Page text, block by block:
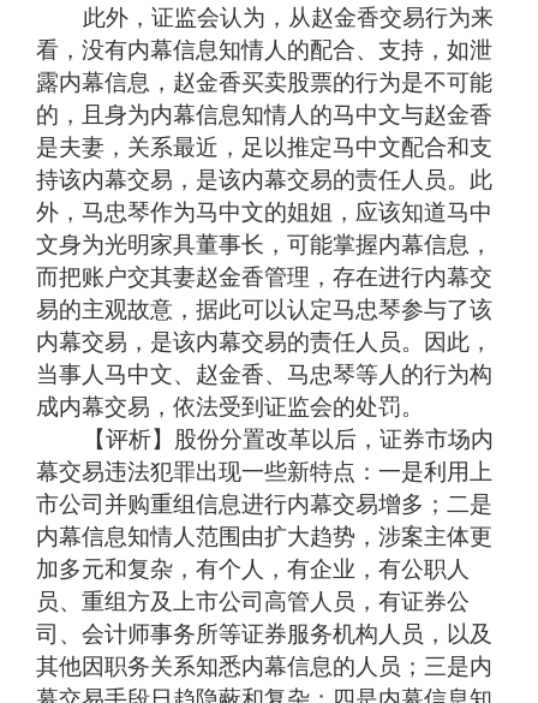
此外，证监会认为，从赵金香交易行为来
看，没有内幕信息知情人的配合、支持，如泄
露内幕信息，赵金香买卖股票的行为是不可能
的，且身为内幕信息知情人的马中文与赵金香
是夫妻，关系最近，足以推定马中文配合和支
持该内幕交易，是该内幕交易的责任人员。此
外，马忠琴作为马中文的姐姐，应该知道马中
文身为光明家具董事长，可能掌握内幕信息，
而把账户交其妻赵金香管理，存在进行内幕交
易的主观故意，据此可以认定马忠琴参与了该
内幕交易，是该内幕交易的责任人员。因此，
当事人马中文、赵金香、马忠琴等人的行为构
成内幕交易，依法受到证监会的处罚。
【评析】股份分置改革以后，证券市场内
幕交易违法犯罪出现一些新特点：一是利用上
市公司并购重组信息进行内幕交易增多；二是
内幕信息知情人范围由扩大趋势，涉案主体更
加多元和复杂，有个人，有企业，有公职人
员、重组方及上市公司高管人员，有证券公
司、会计师事务所等证券服务机构人员，以及
其他因职务关系知悉内幕信息的人员；三是内